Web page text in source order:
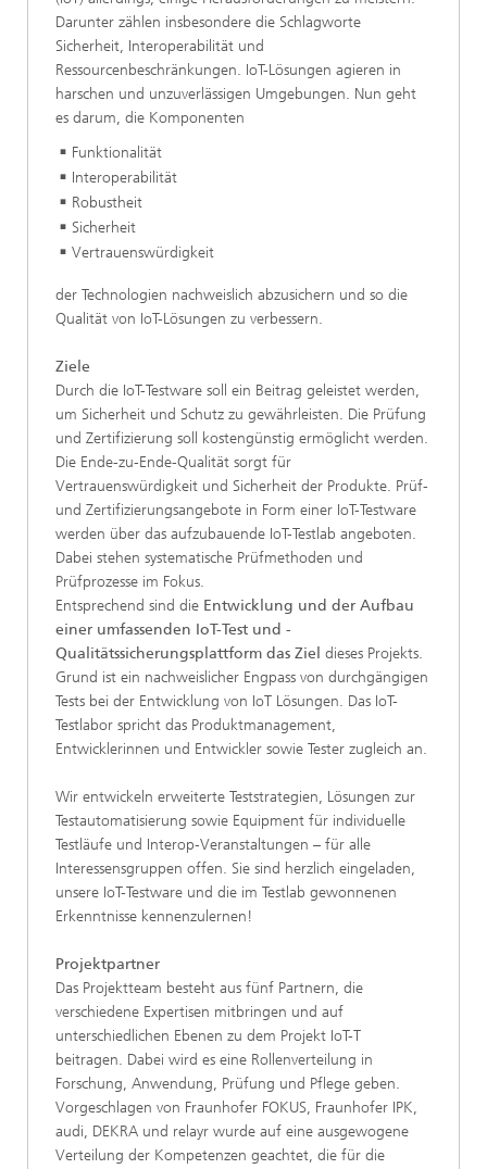
Darunter zählen insbesondere die Schlagworte
Sicherheit, Interoperabilität und
Ressourcenbeschränkungen. IoT-Lösungen agieren in
harschen und unzuverlässigen Umgebungen. Nun geht
es darum, die Komponenten
Funktionalität
Interoperabilität
Robustheit
Sicherheit
Vertrauenswürdigkeit
der Technologien nachweislich abzusichern und so die
Qualität von IoT-Lösungen zu verbessern.
Ziele
Durch die IoT-Testware soll ein Beitrag geleistet werden,
um Sicherheit und Schutz zu gewährleisten. Die Prüfung
und Zertifizierung soll kostengünstig ermöglicht werden.
Die Ende-zu-Ende-Qualität sorgt für
Vertrauenswürdigkeit und Sicherheit der Produkte. Prüf-
und Zertifizierungsangebote in Form einer IoT-Testware
werden über das aufzubauende IoT-Testlab angeboten.
Dabei stehen systematische Prüfmethoden und
Prüfprozesse im Fokus.
Entsprechend sind die Entwicklung und der Aufbau
einer umfassenden IoT-Test und -
Qualitätssicherungsplattform das Ziel dieses Projekts.
Grund ist ein nachweislicher Engpass von durchgängigen
Tests bei der Entwicklung von IoT Lösungen. Das IoT-
Testlabor spricht das Produktmanagement,
Entwicklerinnen und Entwickler sowie Tester zugleich an.
Wir entwickeln erweiterte Teststrategien, Lösungen zur
Testautomatisierung sowie Equipment für individuelle
Testläufe und Interop-Veranstaltungen – für alle
Interessensgruppen offen. Sie sind herzlich eingeladen,
unsere IoT-Testware und die im Testlab gewonnenen
Erkenntnisse kennenzulernen!
Projektpartner
Das Projektteam besteht aus fünf Partnern, die
verschiedene Expertisen mitbringen und auf
unterschiedlichen Ebenen zu dem Projekt IoT-T
beitragen. Dabei wird es eine Rollenverteilung in
Forschung, Anwendung, Prüfung und Pflege geben.
Vorgeschlagen von Fraunhofer FOKUS, Fraunhofer IPK,
audi, DEKRA und relayr wurde auf eine ausgewogene
Verteilung der Kompetenzen geachtet, die für die